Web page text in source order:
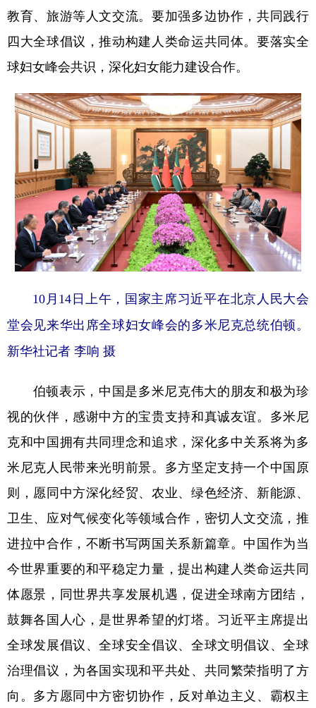
Deutsch Português
教育、旅游等人文交流。要加强多边协作，共同践行
四大全球倡议，推动构建人类命运共同体。要落实全
球妇女峰会共识，深化妇女能力建设合作。
10月14日上午，国家主席习近平在北京人民大会
堂会见来华出席全球妇女峰会的多米尼克总统伯顿。
新华社记者 李响 摄
伯顿表示，中国是多米尼克伟大的朋友和极为珍
视的伙伴，感谢中方的宝贵支持和真诚友谊。多米尼
克和中国拥有共同理念和追求，深化多中关系将为多
米尼克人民带来光明前景。多方坚定支持一个中国原
则，愿同中方深化经贸、农业、绿色经济、新能源、
卫生、应对气候变化等领域合作，密切人文交流，推
进拉中合作，不断书写两国关系新篇章。中国作为当
今世界重要的和平稳定力量，提出构建人类命运共同
体愿景，同世界共享发展机遇，促进全球南方团结，
鼓舞各国人心，是世界希望的灯塔。习近平主席提出
全球发展倡议、全球安全倡议、全球文明倡议、全球
治理倡议，为各国实现和平共处、共同繁荣指明了方
向。多方愿同中方密切协作，反对单边主义、霸权主